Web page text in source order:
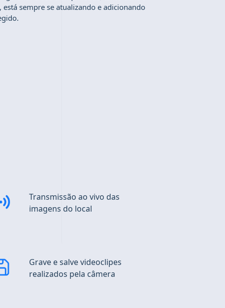
está sempre se atualizando e adicionando
Transmissãoao vivo das
imagens do local
Grave esalve videoclipes
realizados pela câmera